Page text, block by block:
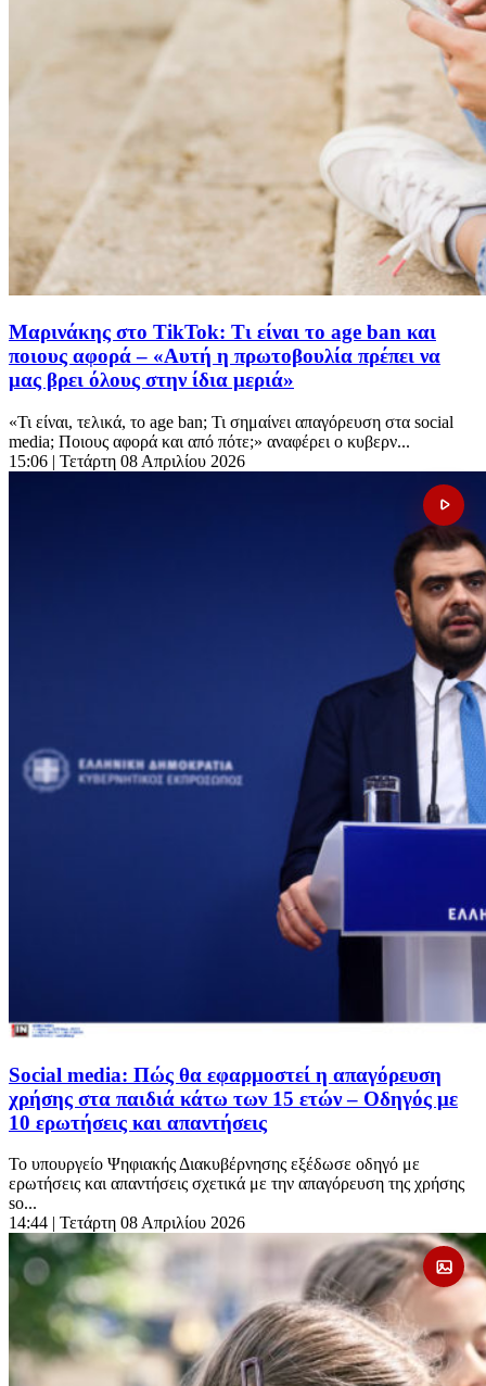
Μαρινάκης στο TikTok: Τι είναι το age ban και
ποιους αφορά – «Αυτή η πρωτοβουλία πρέπει να
μας βρει όλους στην ίδια μεριά»
«Τι είναι, τελικά, το age ban; Τι σημαίνει απαγόρευση στα social
media; Ποιους αφορά και από πότε;» αναφέρει ο κυβερν...
15:06 | Τετάρτη 08 Απριλίου 2026
Social media: Πώς θα εφαρμοστεί η απαγόρευση
χρήσης στα παιδιά κάτω των 15 ετών – Οδηγός με
10 ερωτήσεις και απαντήσεις
Το υπουργείο Ψηφιακής Διακυβέρνησης εξέδωσε οδηγό με
ερωτήσεις και απαντήσεις σχετικά με την απαγόρευση της χρήσης
so...
14:44 | Τετάρτη 08 Απριλίου 2026